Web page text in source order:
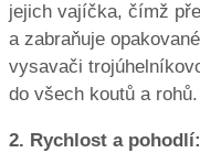
jejich vajíčka, čímž
a zabraňuje
vysavači
do všech koutů a rohů.
2. Rychlost a pohodlí: